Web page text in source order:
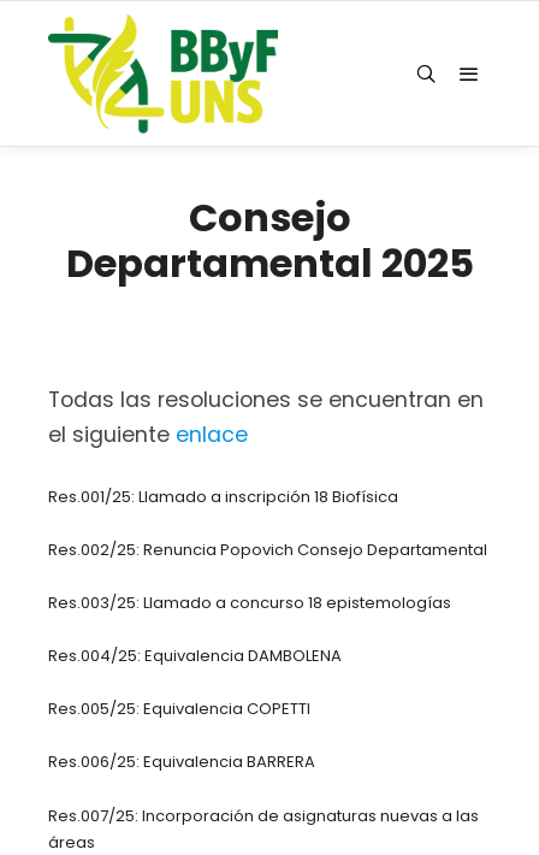
Consejo
Departamental 2025
Todas las resoluciones se encuentran en
el siguiente enlace
Res.001/25: Llamado a inscripción 18 Biofísica
Res.002/25: Renuncia Popovich Consejo Departamental
Res.003/25: Llamado a concurso 18 epistemologías
Res.004/25: Equivalencia DAMBOLENA
Res.005/25: Equivalencia COPETTI
Res.006/25: Equivalencia BARRERA
Res.007/25: Incorporación de asignaturas nuevas a las
áreas